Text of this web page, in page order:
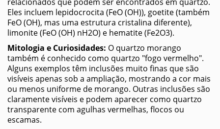
Eles incluem lepidocrocita (FeO (OH)), goetite (também
FeO (OH), mas uma estrutura cristalina diferente),
limonite (FeO (OH) nH2O) e hematite (Fe2O3).
Mitologia e Curiosidades: O quartzo morango
também é conhecido como quartzo "fogo vermelho".
Alguns exemplos têm inclusões muito finas que são
visíveis apenas sob a ampliação, mostrando a cor mais
ou menos uniforme de morango. Outras inclusões são
claramente visíveis e podem aparecer como quartzo
transparente com agulhas vermelhas, flocos ou
escamas.